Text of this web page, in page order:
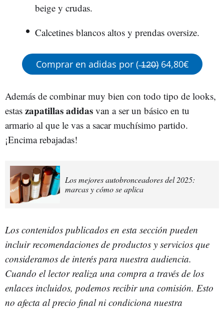
beige y crudas.
Calcetines blancos altos y prendas oversize.
Comprar en adidas por ( ̶1̶2̶0̶) 64,80€
Además de combinar muy bien con todo tipo de looks,
estas zapatillas adidas van a ser un básico en tu
armario al que le vas a sacar muchísimo partido.
¡Encima rebajadas!
Los mejores autobronceadores del 2025:
marcas y cómo se aplica
Los contenidos publicados en esta sección pueden
incluir recomendaciones de productos y servicios que
consideramos de interés para nuestra audiencia.
Cuando el lector realiza una compra a través de los
enlaces incluidos, podemos recibir una comisión. Esto
no afecta al precio final ni condiciona nuestra